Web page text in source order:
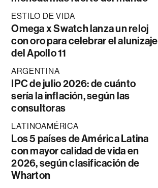
ESTILO DE VIDA
Omega x Swatch lanza un reloj
con oro para celebrar el alunizaje
del Apollo 11
ARGENTINA
IPC de julio 2026: de cuánto
sería la inflación, según las
consultoras
LATINOAMÉRICA
Los 5 países de América Latina
con mayor calidad de vida en
2026, según clasificación de
Wharton